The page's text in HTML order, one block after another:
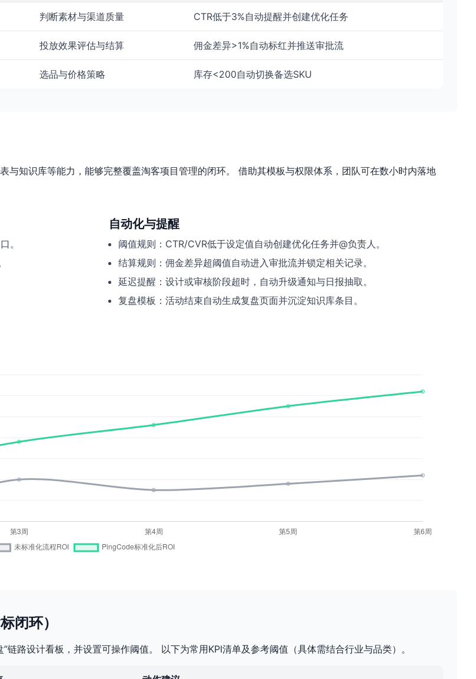
判断素材与渠道质量 CTR低于3%自动提醒并创建优化任务
投放效果评估与结算 佣金差异>1%自动标红并推送审批流
选品与价格策略 库存<200自动切换备选SKU
知识库等能力，能够完整覆盖淘客项目管理的闭环。 借助其模板与权限体系，团队可在数小时内落地
。
自动化与提醒
阈值规则：CTR/CVR低于设定值自动创建优化任务并@负责人。
结算规则：佣金差异超阈值自动进入审批流并锁定相关记录。
延迟提醒：设计或审核阶段超时，自动升级通知与日报抽取。
复盘模板：活动结束自动生成复盘页面并沉淀知识库条目。
闭环）
设计看板，并设置可操作阈值。 以下为常用KPI清单及参考阈值（具体需结合行业与品类）。